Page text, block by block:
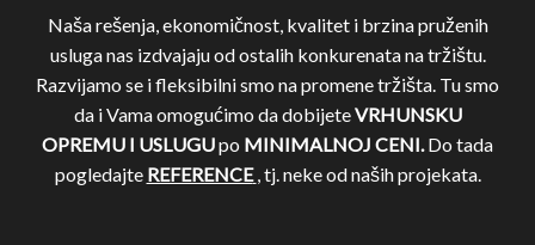
Naša rešenja, ekonomičnost, kvalitet i brzina pruženih
usluga nas izdvajaju od ostalih konkurenata na tržištu.
Razvijamo se i fleksibilni smo na promene tržišta. Tu smo
da i Vama omogućimo da dobijeteVRHUNSKU
OPREMU I USLUGUpo MINIMALNOJ CENI.Do tada
pogledajte REFERENCE , tj. neke od naših projekata.